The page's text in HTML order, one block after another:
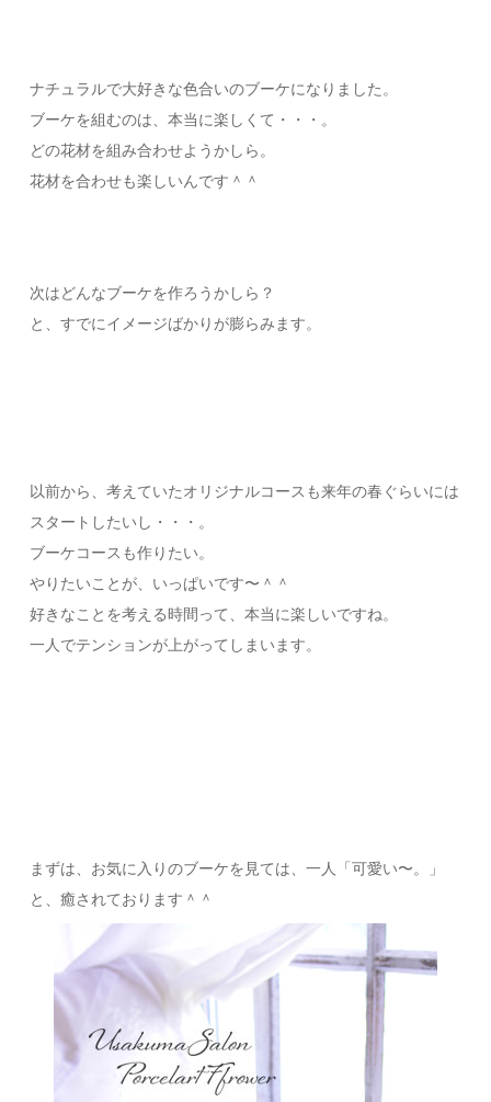
ナチュラルで大好きな色合いのブーケになりました。
ブーケを組むのは、本当に楽しくて・・・。
どの花材を組み合わせようかしら。
花材を合わせも楽しいんです＾＾
次はどんなブーケを作ろうかしら？
と、すでにイメージばかりが膨らみます。
以前から、考えていたオリジナルコースも来年の春ぐらいには
スタートしたいし・・・。
ブーケコースも作りたい。
やりたいことが、いっぱいです〜＾＾
好きなことを考える時間って、本当に楽しいですね。
一人でテンションが上がってしまいます。
まずは、お気に入りのブーケを見ては、一人「可愛い〜。」
と、癒されております＾＾